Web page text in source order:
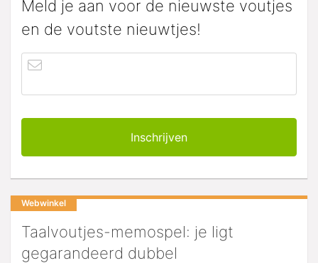
Meld je aan voor de nieuwste voutjes
en de voutste nieuwtjes!
Webwinkel
Taalvoutjes-memospel: je ligt
gegarandeerd dubbel